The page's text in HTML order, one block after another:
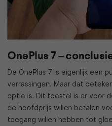
OnePlus 7 –
De OnePlus 7 is eigenlijk een
verrassingen. Maar dat
optie is. Dit toestel is er voor
de hoofdprijs willen betalen
toegang willen hebben tot